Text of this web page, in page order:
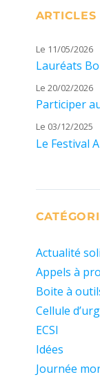
ARTICLES
Le 11/05/2026
Lauréats
Le 20/02/2026
Participer
Le 03/12/2025
Le Festival
Actualité
Appels à
Boite à
Cellule
ECSI
Idées
Journée